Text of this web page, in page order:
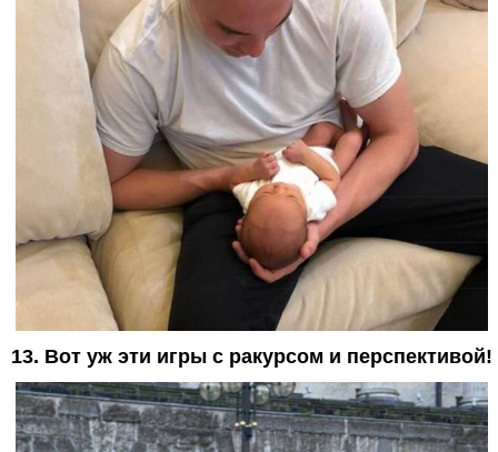
13. Вот уж эти игры с ракурсом и перспективой!